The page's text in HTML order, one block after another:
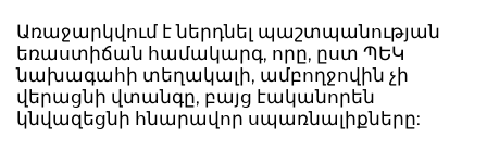
Առաջարկվում է ներդնել պաշտպանության
եռաստիճան համակարգ, որը, ըստ ՊԵԿ
նախագահի տեղակալի, ամբողջովին չի
վերացնի վտանգը, բայց էականորեն
կնվազեցնի հնարավոր սպառնալիքները: